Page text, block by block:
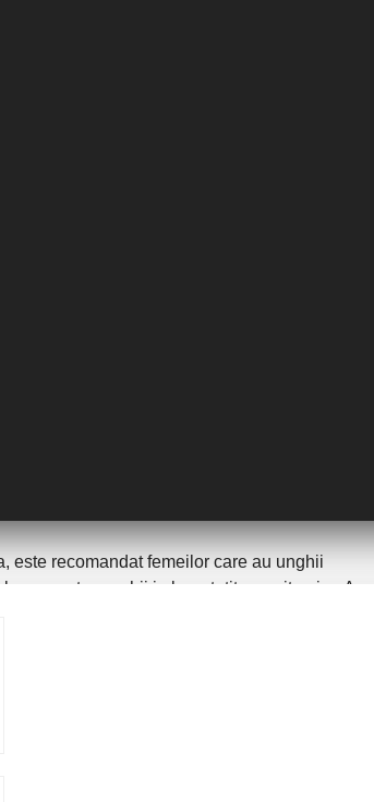
pe unghiile natural, cat si pe cele artificiale. Ideale
este de la 3 pana la 4 saptamani, au un raport
indiferent de marime sau forma, datorita
aproximativ 3-4 saptamani, chiar daca speli
este recomandat femeilor care au unghii
pentru unghii imbunatatita cu vitamina A
rigida, oja semipermanenta te poate scapa de